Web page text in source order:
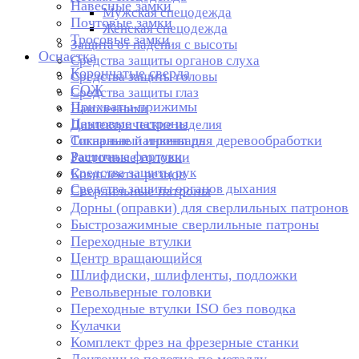
Мужская спецодежда
Женская спецодежда
Защита от падения с высоты
Средства защиты органов слуха
Средства защиты головы
Средства защиты глаз
Наколенники
Диэлектрические изделия
Сигнальный инвентарь
Защитные фартуки
Средства защиты рук
Средства защиты органов дыхания
Навесные замки
Почтовые замки
Тросовые замки
Оснастка
Корончатые сверла
СОЖ
Прихваты-прижимы
Цанговые патроны
Токарные патроны для деревообработки
Расточные головки
Комплекты резцов
Сверлильные патроны
Дорны (оправки) для сверлильных патронов
Быстрозажимные сверлильные патроны
Переходные втулки
Центр вращающийся
Шлифдиски, шлифленты, подложки
Револьверные головки
Переходные втулки ISO без поводка
Кулачки
Комплект фрез на фрезерные станки